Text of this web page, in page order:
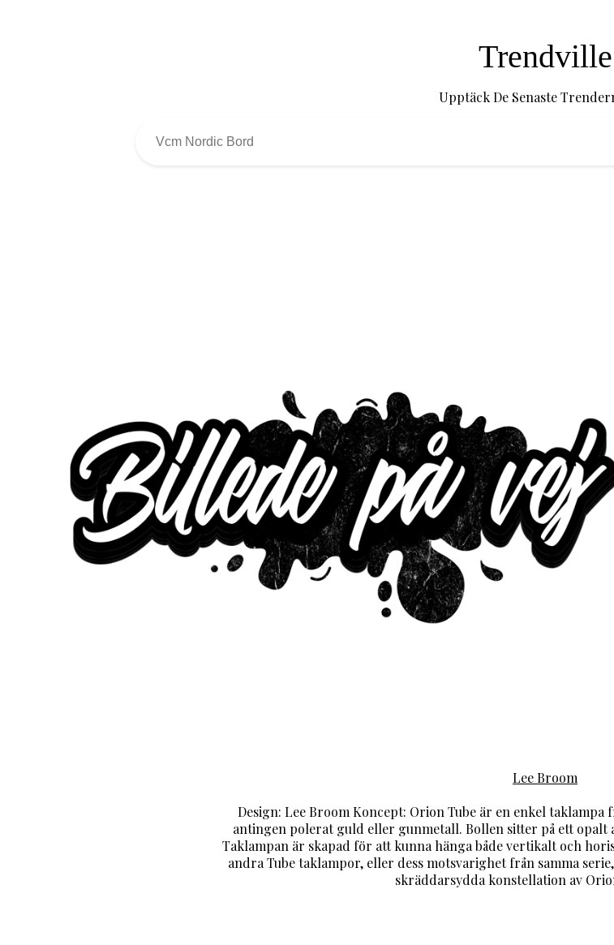
Trendville
Upptäck De Senaste
Lee Broom
Design: Lee Broom Koncept: Orion Tube är en enkel taklampa
antingen polerat guld eller gunmetall. Bollen sitter på ett
Taklampan är skapad för att kunna hänga både vertikalt och
andra Tube taklampor, eller dess motsvarighet från samma
skräddarsydda konstellation av